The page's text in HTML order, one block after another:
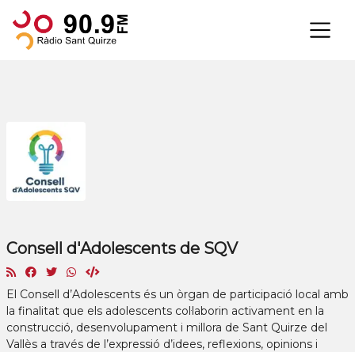
×
Consell d'Adolescents de SQV
El Consell d’Adolescents és un òrgan de participació local amb
la finalitat que els adolescents col·laborin activament en la
construcció, desenvolupament i millora de Sant Quirze del
Vallès a través de l’expressió d’idees, reflexions, opinions i